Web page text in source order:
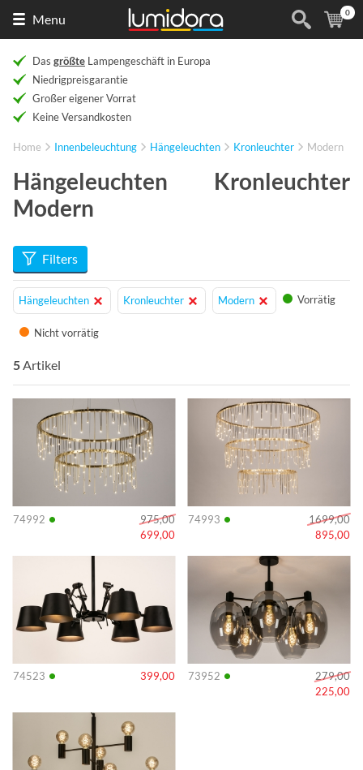
Menu (
0
Das größte Lampengeschäft in Europa
Niedrigpreisgarantie
Großer eigener Vorrat
Keine Versandkosten
Home Innenbeleuchtung Hängeleuchten Kronleuchter Modern
Hängeleuchten Kronleuchter
Modern
Filters
Hängeleuchten Kronleuchter Modern Vorrätig
Nicht vorrätig
5Artikel
74992 •
975,00
699,00
Info
74993 •
1699,00
895,00
Info
74523 • 399,00
Info
73952 •
279,00
225,00
Info
Info